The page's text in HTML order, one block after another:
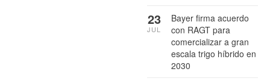
Bayer firma acuerdo
con RAGT para
comercializar a gran
escala trigo híbrido en
2030
23
JUL